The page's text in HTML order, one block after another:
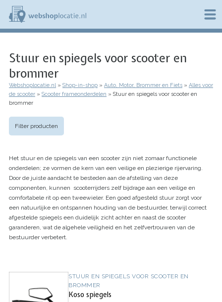
Overslaan
naar
de
b
s
h
p
l
c
t
.
n
l
Stuur en spiegels voor scooter en
brommer
Kruimelpad
Webshoplocatie.nl Shop-in-shop Auto, Motor, Brommer en Fiets
Alles voor
de scooter
Scooter frameonderdelen
Stuur en spiegels voor scooter en
brommer
Filter producten
Het stuur en de spiegels van een scooter zijn niet zomaar functionele
onderdelen; ze vormen de kern van een veilige en plezierige rijervaring.
Door de juiste aandacht te besteden aan de afstelling van deze
componenten, kunnen scooterrijders zelf bijdrage aan een veilige en
comfortabele rit op een tweewieler. Een goed afgesteld stuur zorgt voor
een natuurlijke en ontspannen houding van de bestuurder, terwijl correct
afgestelde spiegels een duidelijk zicht achter en naast de scooter
garanderen, wat de algehele veiligheid en het zelfvertrouwen van de
bestuurder verbetert.
STUUR EN SPIEGELS VOOR SCOOTER EN
BROMMER
Koso spiegels